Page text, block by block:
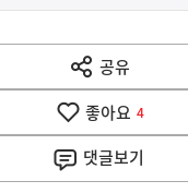
공유
열
기
좋아요 4
댓글보기